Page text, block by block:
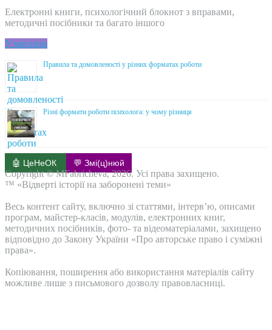
Електронні книги, психологічний блокнот з вправами,
методичні посібники та багато іншого
У магазин
Правила та домовленості у різних форматах роботи
Різні формати роботи психолога: у чому різниця
🤖 ЦеНеОК 💬 Змі(ц)нюй
Copyright © MFabricheva, 2026. Усі права захищено.
™ «Відверті історії на заборонені теми»
Весь контент сайту, включно зі статтями, інтерв’ю, описами
програм, майстер-класів, модулів, електронних книг,
методичних посібників, фото- та відеоматеріалами, захищено
відповідно до Закону України «Про авторське право і суміжні
права».
Копіювання, поширення або використання матеріалів сайту
можливе лише з письмового дозволу правовласниці.